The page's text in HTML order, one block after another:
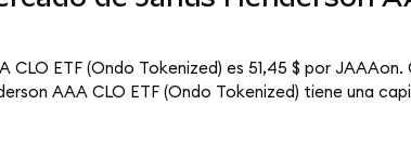
CLO ETF (Ondo Tokenized) es 51,45 $ por
AAA CLO ETF (Ondo Tokenized) tiene una